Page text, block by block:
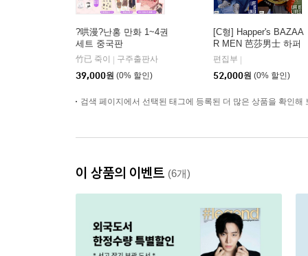
?哄漫?난홍 만화 1~4권
세트 중국판
竹已 죽이
구주출판사
39,000원 (0% 할인)
[C형] Happer's BAZAA
R MEN 芭莎男士 하퍼
스 바자 맨 중국 2026년
08월호 : 후명호 (侯明
昊) 커버 (A형 잡지+B형
편집부
52,000원 (0% 할인)
검색 페이지에서 선택된 태그에 등록된 더 많은 상품을 확인해
이 상품의 이벤트 (6개)